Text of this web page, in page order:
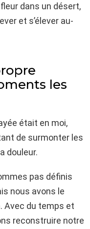
dans un désert,
et s’élever au-
les
était en moi,
de surmonter les
douleur.
pas définis
nous avons le
Avec du temps et
reconstruire notre